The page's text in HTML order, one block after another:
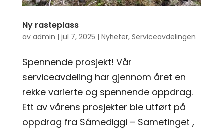
Ny rasteplass
av admin | jul 7, 2025 | Nyheter, Serviceavdelingen
Spennende prosjekt! Vår
serviceavdeling har gjennom året en
rekke varierte og spennende oppdrag.
Ett av vårens prosjekter ble utført på
oppdrag fra Sámediggi – Sametinget ,